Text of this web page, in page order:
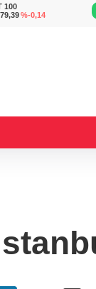
100
%-0,14